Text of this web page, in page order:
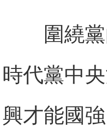
圍繞
時代黨中
興才能國